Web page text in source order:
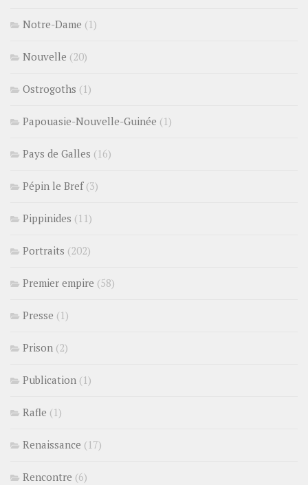
Notre-Dame (1)
Nouvelle (20)
Ostrogoths (1)
Papouasie-Nouvelle-Guinée (1)
Pays de Galles (16)
Pépin le Bref(3)
Pippinides (11)
Portraits (202)
Premier empire (58)
Presse (1)
Prison (2)
Publication (1)
Rafle (1)
Renaissance (17)
Rencontre (6)